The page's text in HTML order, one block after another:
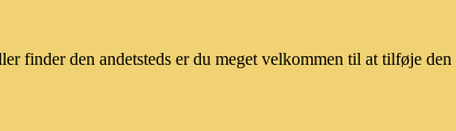
finder den andetsteds er du meget velkommen til at tilføje den